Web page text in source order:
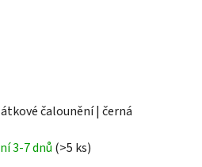
čalounění | černá
3-7 dnů (>5 ks)